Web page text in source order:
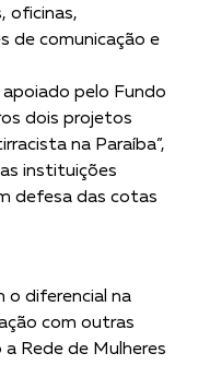
oficinas,
de comunicação e
pelo Fundo
dois projetos
na Paraíba”,
instituições
defesa das cotas
o diferencial na
com outras
Rede de Mulheres